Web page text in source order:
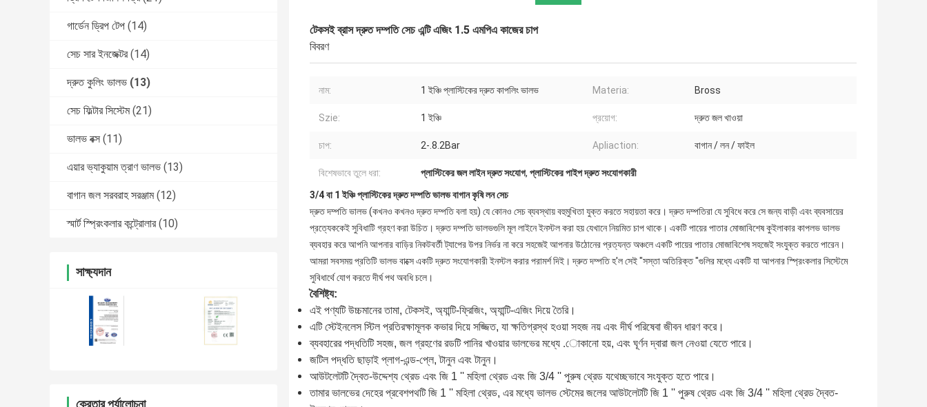
গার্ডেন ড্রিপ টেপ (14)
সেচ সার ইনজেক্টর (14)
দ্রুত কুলিং ভালভ (13)
সেচ ফিল্টার সিস্টেম (21)
ভালভ বক্স (11)
এয়ার ভ্যাকুয়াম ত্রাণ ভালভ (13)
বাগান জল সরবরাহ সরঞ্জাম (12)
স্মার্ট স্প্রিংকলার কন্ট্রোলার (10)
সাক্ষ্যদান
ক্রেতার পর্যালোচনা
টেকসই ব্রাস দ্রুত দম্পতি সেচ এন্টি এজিং 1.5 এমপিএ কাজের চাপ
বিবরণ
নাম: 1 ইঞ্চি প্লাস্টিকের দ্রুত কাপলিং ভালভ Materia: Bross
Szie: 1 ইঞ্চি প্রয়োগ: দ্রুত জল খাওয়া
চাপ: 2-.8.2Bar Apliaction: বাগান / লন / ফাইল
বিশেষভাবে তুলে ধরা: প্লাস্টিকের জল লাইন দ্রুত সংযোগ, প্লাস্টিকের পাইপ দ্রুত সংযোগকারী
3/4 বা 1 ইঞ্চি প্লাস্টিকের দ্রুত দম্পতি ভালভ বাগান কৃষি লন সেচ
দ্রুত দম্পতি ভালভ (কখনও কখনও দ্রুত দম্পতি বলা হয়) যে কোনও সেচ ব্যবস্থায় বহুমুখিতা যুক্ত করতে সহায়তা করে। দ্রুত দম্পতিরা যে সুবিধে করে সে জন্য বাড়ী এবং ব্যবসায়ের
প্রত্যেককেই সুবিধাটি গ্রহণ করা উচিত। দ্রুত দম্পতি ভালভগুলি মূল লাইনে ইনস্টল করা হয় যেখানে নিয়মিত চাপ থাকে। একটি পায়ের পাতার মোজাবিশেষ কুইলাকার কাপলভ ভালভ
ব্যবহার করে আপনি আপনার বাড়ির নিকটবর্তী ট্যাপের উপর নির্ভর না করে সহজেই আপনার উঠোনের প্রত্যন্ত অঞ্চলে একটি পায়ের পাতার মোজাবিশেষ সহজেই সংযুক্ত করতে পারেন।
আমরা সবসময় প্রতিটি ভালভ বাক্সে একটি দ্রুত সংযোগকারী ইনস্টল করার পরামর্শ দিই। দ্রুত দম্পতি হ'ল সেই "সস্তা অতিরিক্ত "গুলির মধ্যে একটি যা আপনার স্প্রিংকলার সিস্টেমে
সুবিধার্থে যোগ করতে দীর্ঘ পথ অবধি চলে।
বৈশিষ্ট্য:
এই পণ্যটি উচ্চমানের তামা, টেকসই, অ্যান্টি-ফ্রিজিং, অ্যান্টি-এজিং দিয়ে তৈরি।
এটি স্টেইনলেস স্টিল প্রতিরক্ষামূলক কভার দিয়ে সজ্জিত, যা ক্ষতিগ্রস্থ হওয়া সহজ নয় এবং দীর্ঘ পরিষেবা জীবন ধারণ করে।
ব্যবহারের পদ্ধতিটি সহজ, জল গ্রহণের রডটি পানির খাওয়ার ভালভের মধ্যে .োকানো হয়, এবং ঘূর্ণন দ্বারা জল নেওয়া যেতে পারে।
জটিল পদ্ধতি ছাড়াই প্লাগ-এন্ড-প্লে, টানুন এবং টানুন।
আউটলেটটি দ্বৈত-উদ্দেশ্য থ্রেড এবং জি 1 '' মহিলা থ্রেড এবং জি 3/4 '' পুরুষ থ্রেড যথেচ্ছভাবে সংযুক্ত হতে পারে।
তামার ভালভের দেহের প্রবেশপথটি জি 1 '' মহিলা থ্রেড, এর মধ্যে ভালভ স্টেমের জলের আউটলেটটি জি 1 '' পুরুষ থ্রেড এবং জি 3/4 '' মহিলা থ্রেড দ্বৈত-